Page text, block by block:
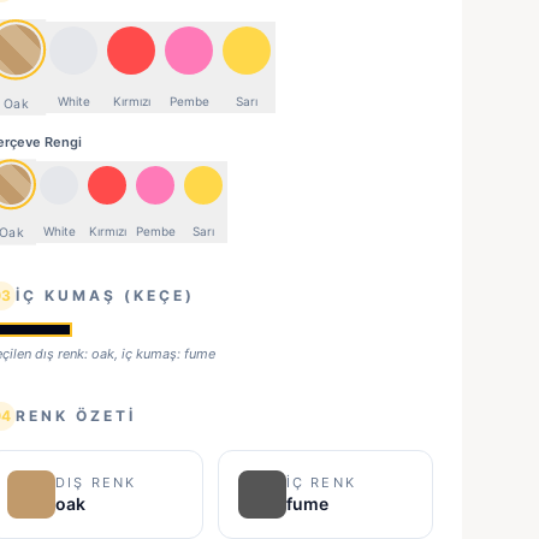
Oak White Kırmızı Pembe Sarı
Rengi
Oak White Kırmızı Pembe Sarı
İÇ KUMAŞ (KEÇE)
dış renk: oak, iç kumaş: fume
RENK ÖZETI
DIŞ RENK
oak
İÇ RENK
fume